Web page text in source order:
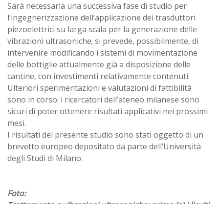
Sarà necessaria una successiva fase di studio per
l’ingegnerizzazione dell’applicazione dei trasduttori
piezoelettrici su larga scala per la generazione delle
vibrazioni ultrasoniche; si prevede, possibilmente, di
intervenire modificando i sistemi di movimentazione
delle bottiglie attualmente già a disposizione delle
cantine, con investimenti relativamente contenuti.
Ulteriori sperimentazioni e valutazioni di fattibilità
sono in corso: i ricercatori dell’ateneo milanese sono
sicuri di poter ottenere risultati applicativi nei prossimi
mesi.
I risultati del presente studio sono stati oggetto di un
brevetto europeo depositato da parte dell’Università
degli Studi di Milano.
Foto: